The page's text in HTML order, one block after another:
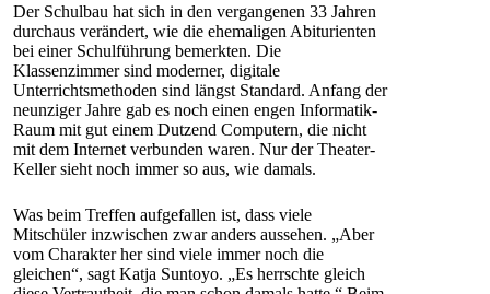
Der Schulbau hat sich in den vergangenen 33 Jahren
durchaus verändert, wie die ehemaligen Abiturienten
bei einer Schulführung bemerkten. Die
Klassenzimmer sind moderner, digitale
Unterrichtsmethoden sind längst Standard. Anfang der
neunziger Jahre gab es noch einen engen Informatik-
Raum mit gut einem Dutzend Computern, die nicht
mit dem Internet verbunden waren. Nur der Theater-
Keller sieht noch immer so aus, wie damals.
Was beim Treffen aufgefallen ist, dass viele
Mitschüler inzwischen zwar anders aussehen. „Aber
vom Charakter her sind viele immer noch die
gleichen“, sagt Katja Suntoyo. „Es herrschte gleich